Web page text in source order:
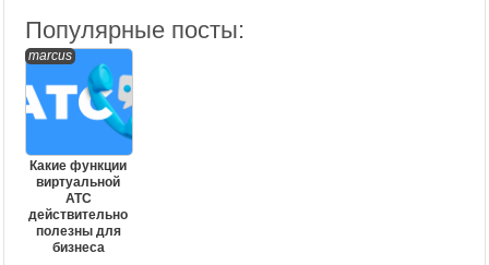
Популярные посты:
marcus
Какие функции
виртуальной
АТС
действительно
полезны для
бизнеса